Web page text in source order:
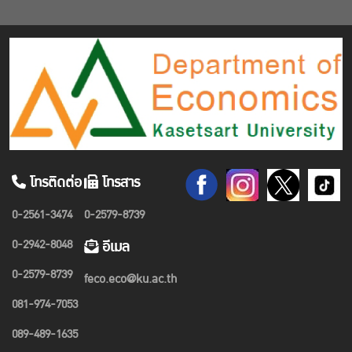
โทรติดต่อ
0-2561-3474
0-2942-8048
0-2579-8739
081-974-7053
089-489-1635
โทรสาร
0-2579-8739
อีเมล
feco.eco@ku.ac.th